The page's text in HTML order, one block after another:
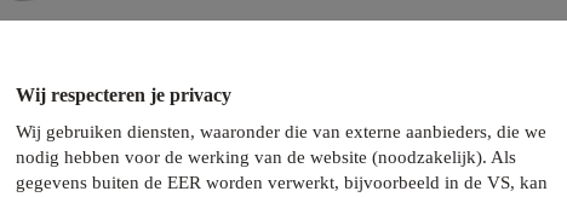
Wij respecteren je privacy
Wij gebruiken diensten, waaronder die van externe aanbieders, die we
nodig hebben voor de werking van de website (noodzakelijk). Als
gegevens buiten de EER worden verwerkt, bijvoorbeeld in de VS, kan